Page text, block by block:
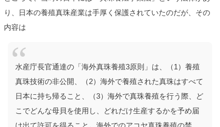
り、日本の養殖真珠産業は手厚く保護されていたのだが、その
内容は
水産庁長官通達の「海外真珠養殖3原則」は、（1）養殖
真珠技術の非公開、（2）海外で養殖された真珠はすべて
日本に持ち帰ること、（3）海外で真珠養殖を行う際、ど
こでどんな母貝を使用し、どれだけ生産するかを予め届
け出て許可を得ること。海外でのアコヤ真珠養殖の禁